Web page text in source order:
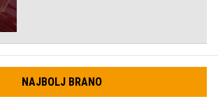
NAJBOLJ BRANO